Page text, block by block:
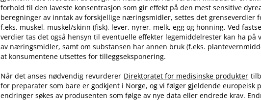
forhold til den laveste konsentrasjon som gir effekt på den mest sensitive
beregninger av inntak av forskjellige næringsmidler, settes det grenseverdier
f.eks. muskel, muskel​/​skinn (fisk), lever, nyrer, melk, egg og honning. Ved
verdier tas det også hensyn til eventuelle effekter legemiddelrester kan ha på
av næringsmidler, samt om substansen har annen bruk (f.eks.
at konsumentene utsettes for tilleggseksponering.
Når det anses nødvendig revurderer Direktoratet for medisinske produkter
for preparater som bare er godkjent i Norge, og vi følger gjeldende europeisk
endringer søkes av produsenten som følge av nye data eller endrede krav.